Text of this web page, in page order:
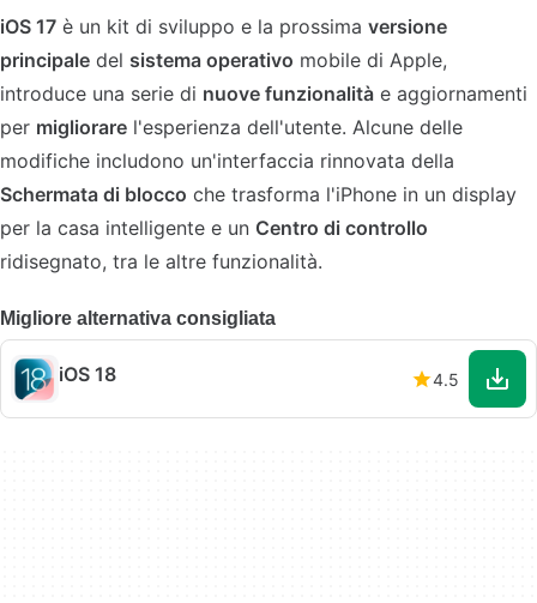
iOS 17 è un kit di sviluppo e la prossima versione
principale del sistema operativo mobile di Apple,
introduce una serie di nuove funzionalità e aggiornamenti
per migliorare l'esperienza dell'utente. Alcune delle
modifiche includono un'interfaccia rinnovata della
Schermata di blocco che trasforma l'iPhone in un display
per la casa intelligente e un Centro di controllo
ridisegnato, tra le altre funzionalità.
Migliore alternativa consigliata
iOS 18 4.5